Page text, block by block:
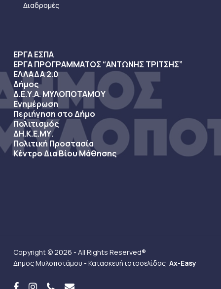
Διαδρομές
ΕΡΓΑ ΕΣΠΑ
ΕΡΓΑ ΠΡΟΓΡΑΜΜΑΤΟΣ “ΑΝΤΩΝΗΣ ΤΡΙΤΣΗΣ”
ΕΛΛΑΔΑ 2.0
Δήμος
Δ.Ε.Υ.Α. ΜΥΛΟΠΟΤΑΜΟΥ
Ενημέρωση
Περιήγηση στο Δήμο
Πολιτισμός
ΔΗ.Κ.Ε.ΜΥ.
Πολιτική Προστασία
Κέντρο Δια Βίου Μάθησης
Copyright © 2026 - All Rights Reserved®
Δήμος Μυλοποτάμου - Κατασκευή ιστοσελίδας: Ax-Easy
facebookinstagramphoneemail